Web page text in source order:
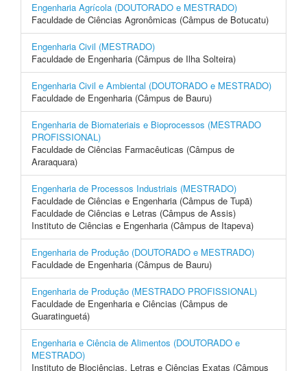
Engenharia Agrícola (DOUTORADO e MESTRADO)
Faculdade de Ciências Agronômicas (Câmpus de Botucatu)
Engenharia Civil (MESTRADO)
Faculdade de Engenharia (Câmpus de Ilha Solteira)
Engenharia Civil e Ambiental (DOUTORADO e MESTRADO)
Faculdade de Engenharia (Câmpus de Bauru)
Engenharia de Biomateriais e Bioprocessos (MESTRADO
PROFISSIONAL)
Faculdade de Ciências Farmacêuticas (Câmpus de
Araraquara)
Engenharia de Processos Industriais (MESTRADO)
Faculdade de Ciências e Engenharia (Câmpus de Tupã)
Faculdade de Ciências e Letras (Câmpus de Assis)
Instituto de Ciências e Engenharia (Câmpus de Itapeva)
Engenharia de Produção (DOUTORADO e MESTRADO)
Faculdade de Engenharia (Câmpus de Bauru)
Engenharia de Produção (MESTRADO PROFISSIONAL)
Faculdade de Engenharia e Ciências (Câmpus de
Guaratinguetá)
Engenharia e Ciência de Alimentos (DOUTORADO e
MESTRADO)
Instituto de Biociências, Letras e Ciências Exatas (Câmpus